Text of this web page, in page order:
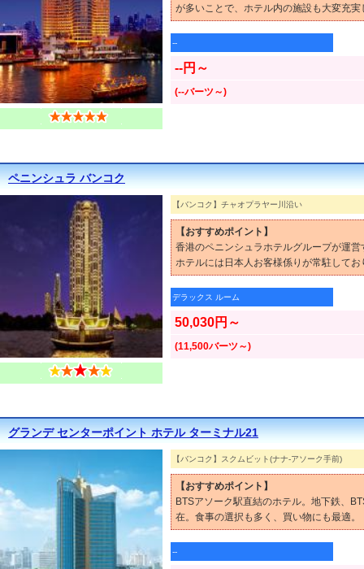
が多いことで、ホテル内の施設も大変充実
--
--円～
(--バーツ～)
ペニンシュラ バンコク
【バンコク】チャオプラヤー川沿い
【おすすめポイント】
香港のペニンシュラホテルグループが運
ホテルには日本人お客様係りが常駐して
デラックス ルーム
50,030円～
(11,500バーツ～)
グランデ センターポイント ホテル ターミナル21
【バンコク】スクムビット(ナナ-アソーク手前)
【おすすめポイント】
BTSアソーク駅直結のホテル。地下鉄、
在。食事の選択も多く、買い物にも最適。
--